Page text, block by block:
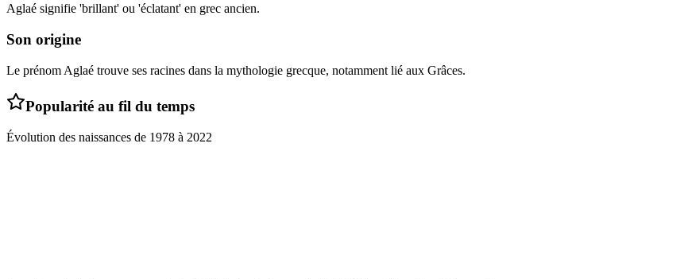
Aglaé signifie 'brillant' ou 'éclatant' en grec ancien.
Son origine
Le prénom Aglaé trouve ses racines dans la mythologie grecque, notamment lié aux Grâces.
Popularité au fil du temps
Évolution des naissances de 1978 à 2022